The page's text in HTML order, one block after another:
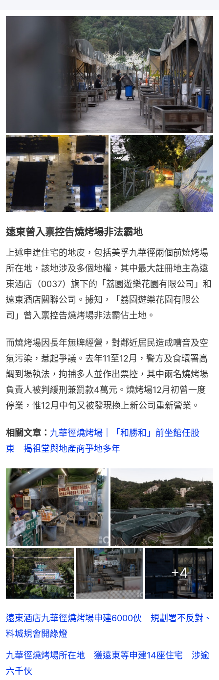
遠東曾入禀控告燒烤場非法霸地
上述申建住宅的地皮，包括美孚九華徑兩個前燒烤場
所在地，該地涉及多個地權，其中最大註冊地主為遠
東酒店（0037）旗下的「荔園遊樂花園有限公司」和
遠東酒店關聯公司。據知，「荔園遊樂花園有限公
司」曾入禀控告燒烤場非法霸佔土地。
而燒烤場因長年無牌經營，對鄰近居民造成嘈音及空
氣污染，惹起爭議。去年11至12月，警方及食環署高
調到場執法，拘捕多人並作出票控，其中兩名燒烤場
負責人被判緩刑兼罰款4萬元。燒烤場12月初曾一度
停業，惟12月中旬又被發現換上新公司重新營業。
相關文章： 九華徑燒烤場｜「和勝和」前坐館任股
東　揭祖堂與地產商爭地多年
+4
遠東酒店九華徑燒烤場申建6000伙 規劃署不反對、
料城規會開綠燈
九華徑燒烤場所在地 獲遠東等申建14座住宅 涉逾
六千伙